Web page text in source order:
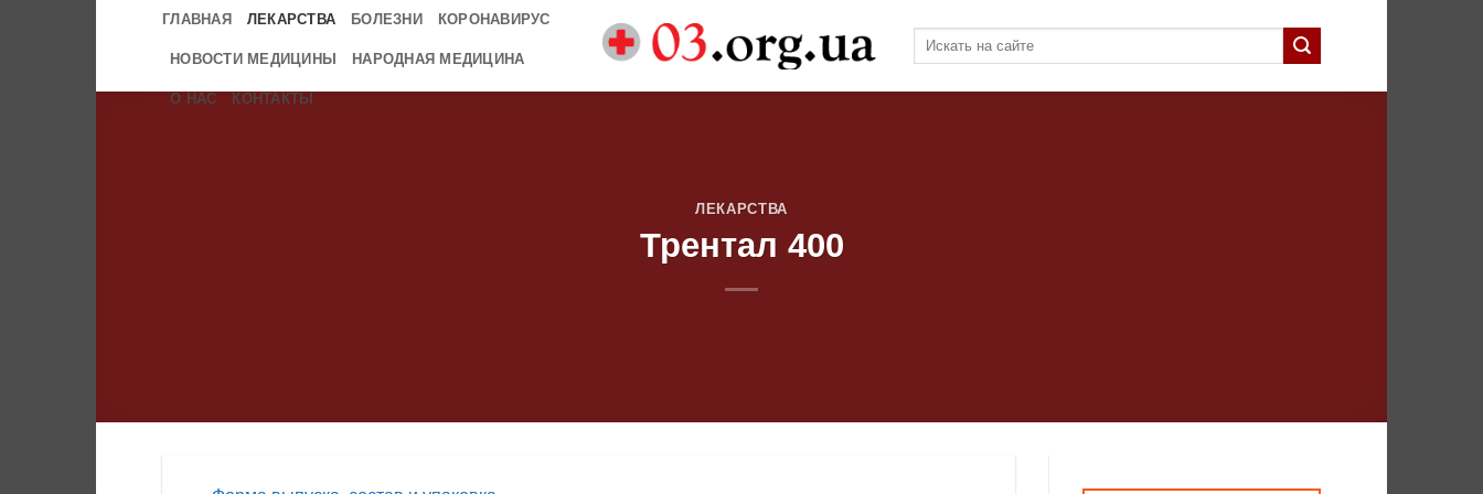
ГЛАВНАЯ ЛЕКАРСТВА БОЛЕЗНИ КОРОНАВИРУС
НОВОСТИ МЕДИЦИНЫ НАРОДНАЯ МЕДИЦИНА
О НАС КОНТАКТЫ
ЛЕКАРСТВА
Трентал 400